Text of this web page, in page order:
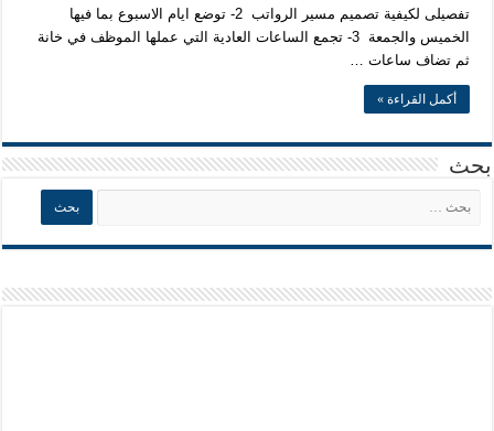
تفصيلى لكيفية تصميم مسير الرواتب 2- توضع ايام الاسبوع بما فيها
الخميس والجمعة 3- تجمع الساعات العادية التي عملها الموظف في خانة
ثم تضاف ساعات …
أكمل القراءة »
بحث